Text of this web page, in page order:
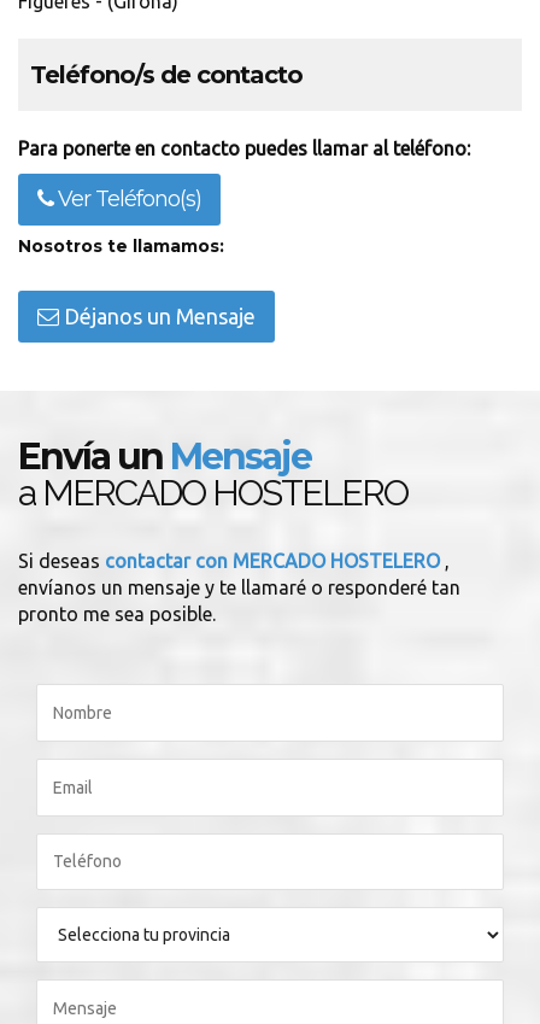
Teléfono/s de contacto
Para ponerte en contacto puedes llamar al teléfono:
Ver Teléfono(s)
Nosotros te llamamos:
Déjanos un Mensaje
Envía un Mensaje
a MERCADO HOSTELERO
Si deseas contactar con MERCADO HOSTELERO ,
envíanos un mensaje y te llamaré o responderé tan
pronto me sea posible.